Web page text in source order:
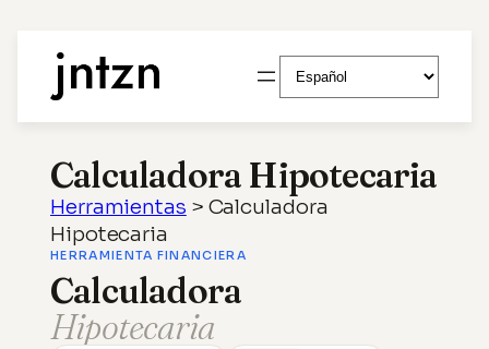
al
contenido
Elegir
un
idioma
Calculadora Hipotecaria
Herramientas > Calculadora
Hipotecaria
HERRAMIENTA FINANCIERA
Calculadora
Hipotecaria